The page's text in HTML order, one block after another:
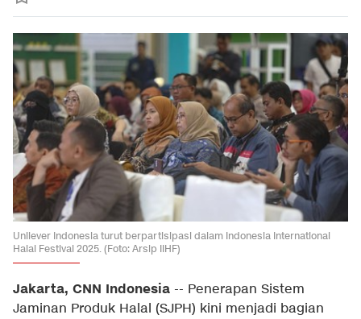
Unilever Indonesia turut berpartisipasi dalam Indonesia International
Halal Festival 2025. (Foto: Arsip IIHF)
Jakarta, CNN Indonesia -- Penerapan Sistem
Jaminan Produk Halal (SJPH) kini menjadi bagian